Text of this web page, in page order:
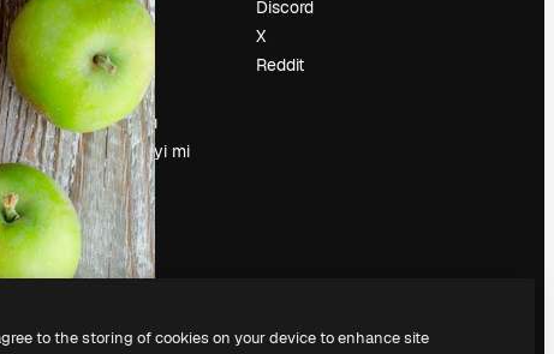
Blog
Olaylar
Slidesgo
İçerik satışı
Basın odası
Magnific.ai’yi mi
arıyorsun?
Discord
X
Reddit
to the storing of cookies on your device to enhance site